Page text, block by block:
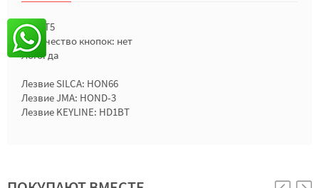
Чип: T5
Количество кнопок: нет
Лого: да
Лезвие SILCA: HON66
Лезвие JMA: HOND-3
Лезвие KEYLINE: HD1BT